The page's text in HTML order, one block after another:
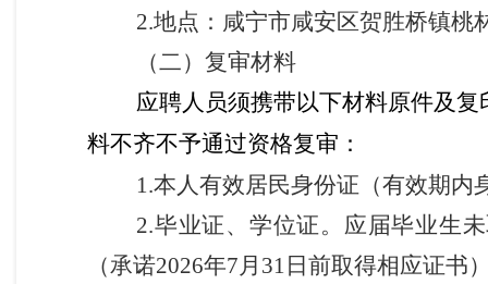
2.地点：咸宁市咸安区贺胜桥镇桃
（二）复审材料
应聘人员须携带以下材料原件及
料不齐不予通过资格复审：
1.本人有效居民身份证（有效期
2.毕业证、学位证。应届毕业生
（承诺2026年7月31日前取得相应证书